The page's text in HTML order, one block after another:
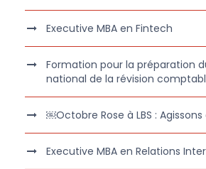
Executive MBA en Fintech
Formation pour la préparation
national de la révision
￼Octobre Rose à LBS :
Executive MBA en Relations